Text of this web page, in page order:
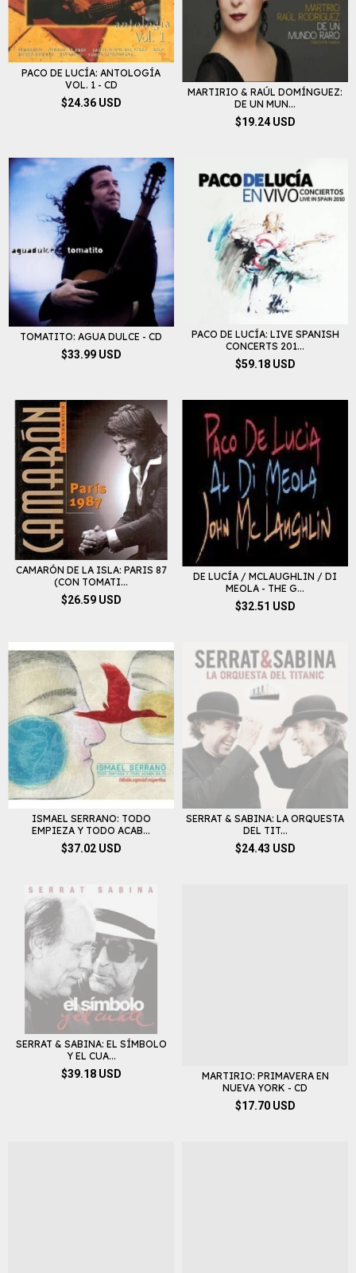
PACO DE LUCÍA: ANTOLOGÍA
VOL. 1 - CD
$24.36 USD
MARTIRIO & RAÚL DOMÍNGUEZ:
DE UN MUN...
$19.24 USD
TOMATITO: AGUA DULCE - CD
$33.99 USD
PACO DE LUCÍA: LIVE SPANISH
CONCERTS 201...
$59.18 USD
CAMARÓN DE LA ISLA: PARIS 87
(CON TOMATI...
$26.59 USD
DE LUCÍA / MCLAUGHLIN / DI
MEOLA - THE G...
$32.51 USD
ISMAEL SERRANO: TODO
EMPIEZA Y TODO ACAB...
$37.02 USD
SERRAT & SABINA: LA ORQUESTA
DEL TIT...
$24.43 USD
SERRAT & SABINA: EL SÍMBOLO
Y EL CUA...
$39.18 USD
MARTIRIO: PRIMAVERA EN
NUEVA YORK - CD
$17.70 USD